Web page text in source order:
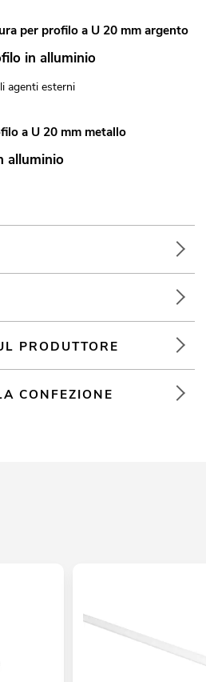
per profilo a U 20 mm argento
in alluminio
agenti esterni
a U 20 mm metallo
alluminio
PRODUTTORE
CONFEZIONE